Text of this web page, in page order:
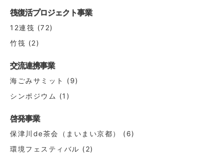
筏復活プロジェクト事業
12連筏 (72)
竹筏 (2)
交流連携事業
海ごみサミット
(9)
シンポジウム (1)
啓発事業
保津川de茶会（まいまい京都）
(6)
環境フェスティバル (2)